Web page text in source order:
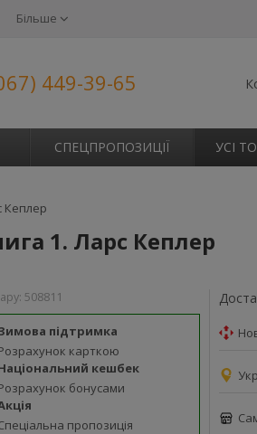
Більше
449-39-65
СПЕЦПРОПОЗИЦІЇ УСІ
Кеплер
1. Ларс Кеплер
508811
підтримка
карткою
кешбек
бонусами
пропозиція